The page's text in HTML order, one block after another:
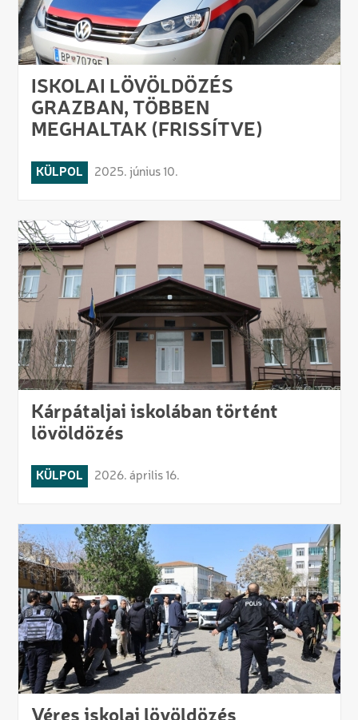
ISKOLAI LÖVÖLDÖZÉS
GRAZBAN, TÖBBEN
MEGHALTAK (FRISSÍTVE)
KÜLPOL 2025. június 10.
Kárpátaljai iskolában történt
lövöldözés
KÜLPOL 2026. április 16.